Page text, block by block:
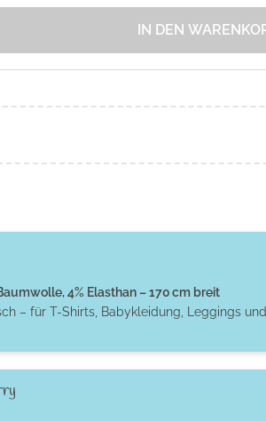
IN DEN
4% Elasthan – 170 cm breit
– für T-Shirts, Babykleidung, Leggings